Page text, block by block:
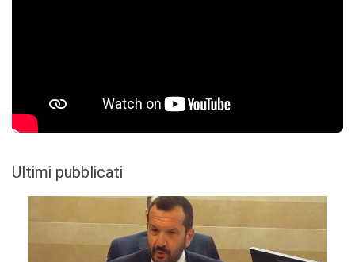
Ultimi pubblicati